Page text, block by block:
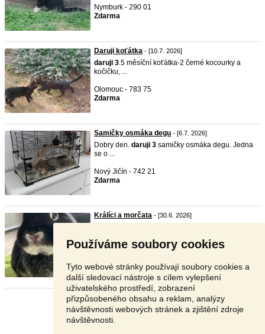
Používáme soubory cookies
Tyto webové stránky používají soubory cookies a
další sledovací nástroje s cílem vylepšení
uživatelského prostředí, zobrazení
přizpůsobeného obsahu a reklam, analýzy
návštěvnosti webových stránek a zjištění zdroje
návštěvnosti.
Nymburk - 290 01
Zdarma
Daruji koťátka - [10.7. 2026]
daruji 3.5 měsíční koťátka-2 černé kocourky a
kočičku, ...
Olomouc - 783 75
Zdarma
Samičky osmáka degu - [6.7. 2026]
Dobry den. daruji 3 samičky osmáka degu. Jedna
se o ...
Nový Jičín - 742 21
Zdarma
Králíci a morčata - [30.6. 2026]
Praha - východ - 250 84
Stránka: 1 2 Další